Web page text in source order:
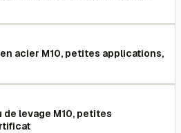
acier M10, petites applications,
de levage M10, petites